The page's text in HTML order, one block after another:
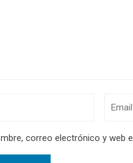
correo electrónico y web